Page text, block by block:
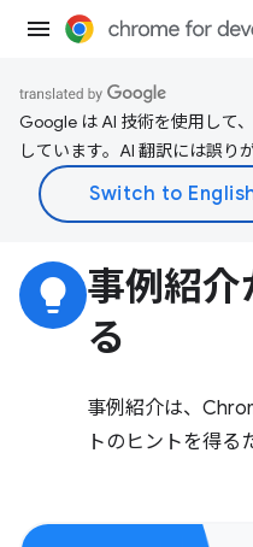
Google は AI 技術を使用して
しています。AI 翻訳には誤り
lightbulb 事例紹
る
事例紹介は、
トのヒントを得る